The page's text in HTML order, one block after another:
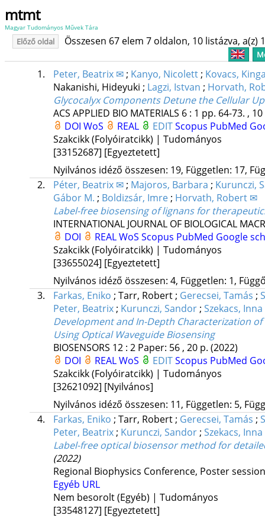
mtmt
Magyar Tudományos Művek Tára
Előző oldal Összesen 67 elem 7 oldalon, 10 listázva, a(z)
1. Peter, Beatrix ✉; Kanyo, Nicolett; Kovacs,
Nakanishi, Hideyuki ; Lagzi, Istvan ; Horvath,
Glycocalyx Components Detune the Cellular
ACS APPLIED BIO MATERIALS 6: 1 pp. 64-73. ,
DOI WoS REAL EDITScopus PubMed
Szakcikk (Folyóiratcikk) | Tudományos
[33152687] [Egyeztetett]
Nyilvános idéző összesen: 19, Független: 17,
2.
Péter, Beatrix ✉; Majoros, Barbara ; Kurunczi,
Gábor M. ; Boldizsár, Imre; Horvath, Robert ✉
Label-free biosensing of lignans for
INTERNATIONAL JOURNAL OF BIOLOGICAL
DOI
REALWoS Scopus PubMed Google
Szakcikk (Folyóiratcikk) | Tudományos
[33655024] [Egyeztetett]
Nyilvános idéző összesen: 4, Független: 1,
3.
Farkas, Eniko ; Tarr, Robert; Gerecsei, Tamás ;
Peter, Beatrix; Kurunczi, Sandor; Szekacs, Inna
Development and In-Depth Characterization
Using Optical Waveguide Biosensing
BIOSENSORS 12: 2 Paper: 56 , 20 p. (2022)
DOI
REALWoS EDITScopus PubMed
Szakcikk (Folyóiratcikk) | Tudományos
[32621092] [Nyilvános]
Nyilvános idéző összesen: 11, Független: 5,
4.
Farkas, Eniko ; Tarr, Robert; Gerecsei, Tamás ;
Peter, Beatrix; Kurunczi, Sandor; Szekacs, Inna
Label-free optical biosensor method for
(2022)
Regional Biophysics Conference, Poster
Egyéb URL
Nem besorolt (Egyéb) | Tudományos
[33548127] [Egyeztetett]